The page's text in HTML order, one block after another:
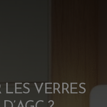
VERRES